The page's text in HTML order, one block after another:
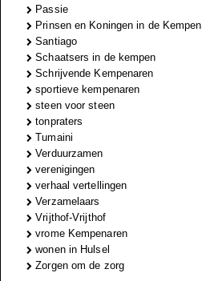
Passie
Prinsen en Koningen in de Kempen
Santiago
Schaatsers in de kempen
Schrijvende Kempenaren
sportieve kempenaren
steen voor steen
tonpraters
Tumaini
Verduurzamen
verenigingen
verhaal vertellingen
Verzamelaars
Vrijthof-Vrijthof
vrome Kempenaren
wonen in Hulsel
Zorgen om de zorg